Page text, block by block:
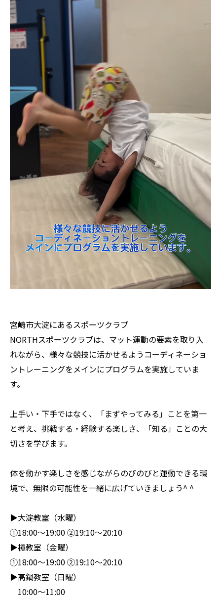
宮崎市大淀にあるスポーツクラブ
NORTHスポーツクラブは、マット運動の要素を取り入
れながら、様々な競技に活かせるようコーディネーショ
ントレーニングをメインにプログラムを実施していま
す。
上手い・下手ではなく、「まずやってみる」ことを第一
と考え、挑戦する・経験する楽しさ、「知る」ことの大
切さを学びます。
体を動かす楽しさを感じながらのびのびと運動できる環
境で、無限の可能性を一緒に広げていきましょう^ ^
▶︎大淀教室（水曜）
①18:00〜19:00 ②19:10〜20:10
▶︎檍教室（金曜）
①18:00〜19:00 ②19:10〜20:10
▶︎高鍋教室（日曜）
10:00〜11:00